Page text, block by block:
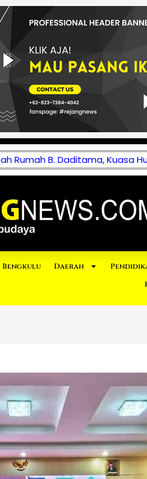
Rumah B. Daditama, Kuasa
Bengkulu Daerah